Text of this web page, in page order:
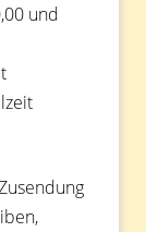
und